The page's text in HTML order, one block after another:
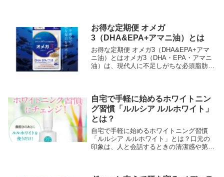
お得な定期便 オメガ
3（DHA&EPA+アマニ油）とは
お得な定期便 オメガ3（DHA&EPA+アマ
ニ油）とはオメガ3（DHA・EPA・アマニ
油）は、現代人に不足しがちな必須脂肪酸
り...
自宅で手軽に始めるホワイトニン
グ習慣「ルルシア ルルホワイト」
とは？
自宅で手軽に始めるホワイトニング習慣
「ルルシア ルルホワイト」とは？口元の
印象は、人と会話するときの清潔感や第一